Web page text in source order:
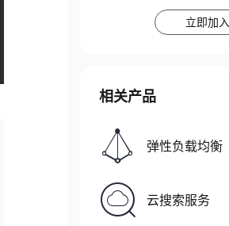
立即加入
相关产品
弹性负载均衡
云搜索服务